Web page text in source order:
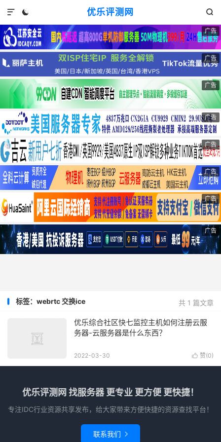
优乐评测网
 

广告
广告
广告
广告
广告
广告
广告
广告
共 1 篇文章
标签：webrtc 交换ice
优乐综合社区快七监控主机如何注册云服
务器-云服务器是什么东西？
 赞(0)
2022-03-30
优乐评测网 找服务器 更专业 更方便 更快捷！
专注IDC行业资源共享发布，给大家带来方便快捷的资源查找平台！
联系我们 